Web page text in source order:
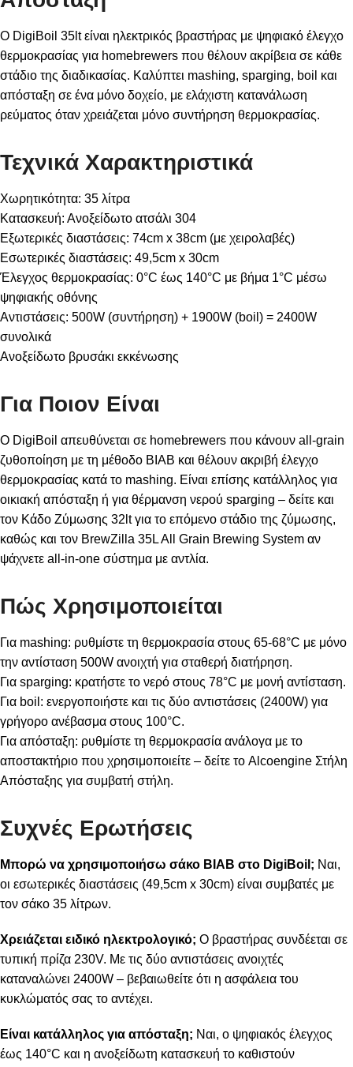
Ο DigiBoil 35lt είναι ηλεκτρικός βραστήρας με ψηφιακό έλεγχο
θερμοκρασίας για homebrewers που θέλουν ακρίβεια σε κάθε
στάδιο της διαδικασίας. Καλύπτει mashing, sparging, boil και
απόσταξη σε ένα μόνο δοχείο, με ελάχιστη κατανάλωση
ρεύματος όταν χρειάζεται μόνο συντήρηση θερμοκρασίας.
Τεχνικά Χαρακτηριστικά
Χωρητικότητα: 35 λίτρα
Κατασκευή: Ανοξείδωτο ατσάλι 304
Εξωτερικές διαστάσεις: 74cm x 38cm (με χειρολαβές)
Εσωτερικές διαστάσεις: 49,5cm x 30cm
Έλεγχος θερμοκρασίας: 0°C έως 140°C με βήμα 1°C μέσω
ψηφιακής οθόνης
Αντιστάσεις: 500W (συντήρηση) + 1900W (boil) = 2400W
συνολικά
Ανοξείδωτο βρυσάκι εκκένωσης
Για Ποιον Είναι
Ο DigiBoil απευθύνεται σε homebrewers που κάνουν all-grain
ζυθοποίηση με τη μέθοδο BIAB και θέλουν ακριβή έλεγχο
θερμοκρασίας κατά το mashing. Είναι επίσης κατάλληλος για
οικιακή απόσταξη ή για θέρμανση νερού sparging – δείτε και
τον Κάδο Ζύμωσης 32ltγια το επόμενο στάδιο της ζύμωσης,
καθώς και τον BrewZilla 35L All Grain Brewing System αν
ψάχνετε all-in-one σύστημα με αντλία.
Πώς Χρησιμοποιείται
Για mashing: ρυθμίστε τη θερμοκρασία στους 65-68°C με μόνο
την αντίσταση 500W ανοιχτή για σταθερή διατήρηση.
Για sparging: κρατήστε το νερό στους 78°C με μονή αντίσταση.
Για boil: ενεργοποιήστε και τις δύο αντιστάσεις (2400W) για
γρήγορο ανέβασμα στους 100°C.
Για απόσταξη: ρυθμίστε τη θερμοκρασία ανάλογα με το
αποστακτήριο που χρησιμοποιείτε – δείτε το Alcoengine Στήλη
Απόσταξης για συμβατή στήλη.
Συχνές Ερωτήσεις
Μπορώ να χρησιμοποιήσω σάκο BIAB στο DigiBoil; Ναι,
οι εσωτερικές διαστάσεις (49,5cm x 30cm) είναι συμβατές με
τον σάκο 35 λίτρων.
Χρειάζεται ειδικό ηλεκτρολογικό; Ο βραστήρας συνδέεται σε
τυπική πρίζα 230V. Με τις δύο αντιστάσεις ανοιχτές
καταναλώνει 2400W – βεβαιωθείτε ότι η ασφάλεια του
κυκλώματός σας το αντέχει.
Είναι κατάλληλος για απόσταξη; Ναι, ο ψηφιακός έλεγχος
έως 140°C και η ανοξείδωτη κατασκευή το καθιστούν